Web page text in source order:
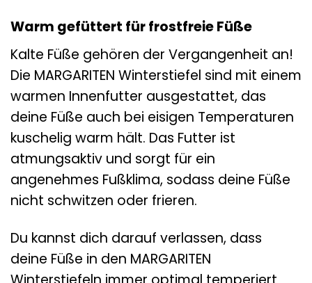
Warm gefüttert für frostfreie Füße
Kalte Füße gehören der Vergangenheit an!
Die MARGARITEN Winterstiefel sind mit einem
warmen Innenfutter ausgestattet, das
deine Füße auch bei eisigen Temperaturen
kuschelig warm hält. Das Futter ist
atmungsaktiv und sorgt für ein
angenehmes Fußklima, sodass deine Füße
nicht schwitzen oder frieren.
Du kannst dich darauf verlassen, dass
deine Füße in den MARGARITEN